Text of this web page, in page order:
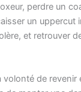
perdre un
un uppercut
et retrouver
de revenir